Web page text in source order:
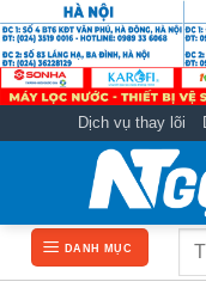
qua
nội
dung
Dịch vụ thay lõi
DANH MỤC